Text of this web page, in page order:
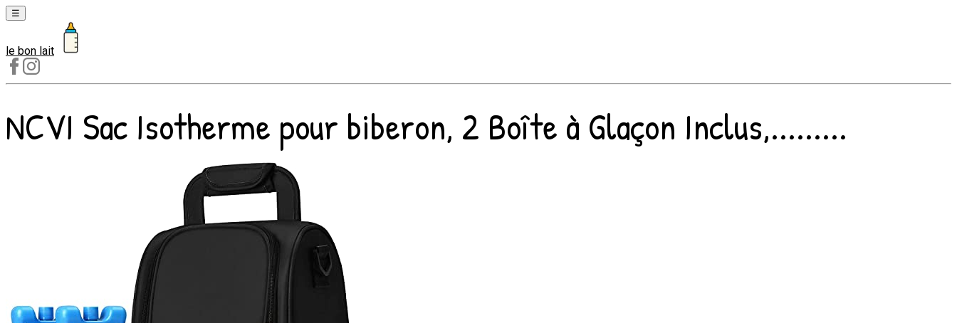
☰
Laits
1er
âge
Laits
2e
le bon lait
NCVI Sac Isotherme pour biberon, 2 Boîte à Glaçon Inclus,.........